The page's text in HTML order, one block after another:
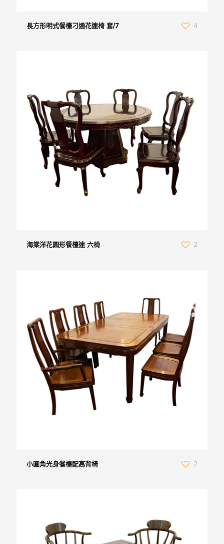
長方形明式餐檯刁通花連椅 套/7 4
海棠洋花圓形餐檯連 六椅 2
小圓角光身餐檯配高背椅 2